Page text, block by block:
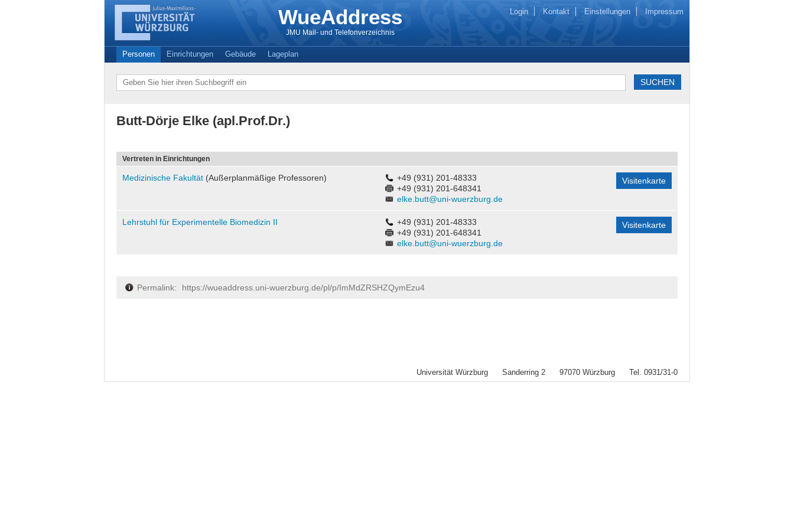
WueAddress
JMU Mail- und Telefonverzeichnis
Login Kontakt Einstellungen Impressum
Personen Einrichtungen Gebäude Lageplan
Butt-Dörje Elke (apl.Prof.Dr.)
Vertreten in Einrichtungen
Medizinische Fakultät (Außerplanmäßige Professoren) Visitenkarte
+49 (931) 201-48333
+49 (931) 201-648341
elke.butt@uni-wuerzburg.de
Lehrstuhl für Experimentelle Biomedizin II Visitenkarte
+49 (931) 201-48333
+49 (931) 201-648341
elke.butt@uni-wuerzburg.de
Permalink: https://wueaddress.uni-wuerzburg.de/pl/p/ImMdZRSHZQymEzu4
Universität Würzburg Sanderring 2 97070 Würzburg Tel. 0931/31-0